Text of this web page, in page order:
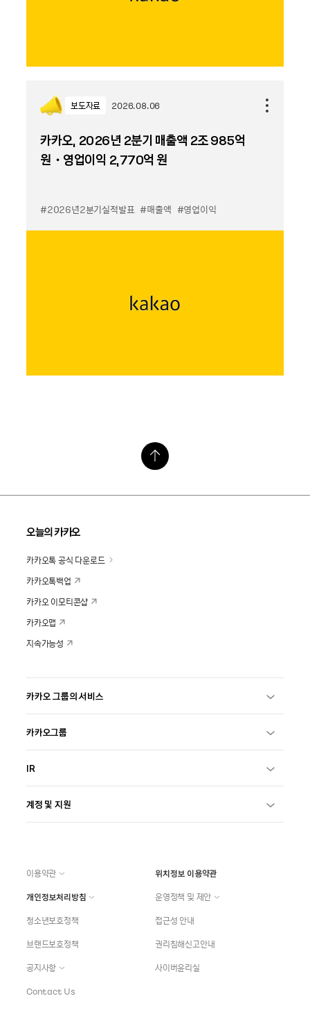
보도자료 2026.08.06
카카오, 2026년 2분기 매출액 2조 985억
원・영업이익 2,770억 원
#2026년2분기실적발표 #매출액 #영업이익
오늘의 카카오
카카오톡 공식 다운로드
카카오톡백업
카카오 이모티콘샵
카카오맵
지속가능성
카카오 그룹의 서비스
카카오그룹
IR
계정 및 지원
이용약관
위치정보 이용약관
개인정보처리방침
운영정책 및 제안
청소년보호정책
접근성 안내
브랜드보호정책
권리침해신고안내
공지사항
사이버윤리실
Contact Us